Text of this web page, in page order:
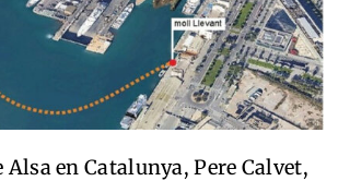
en Catalunya, Pere Calvet,